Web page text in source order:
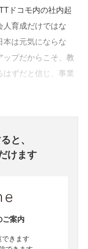
ドコモ内の社内起
育成だけではな
本は元気にならな
プだからこそ、教
ずだと信じ、事業
と、
けます
ご案内
できます